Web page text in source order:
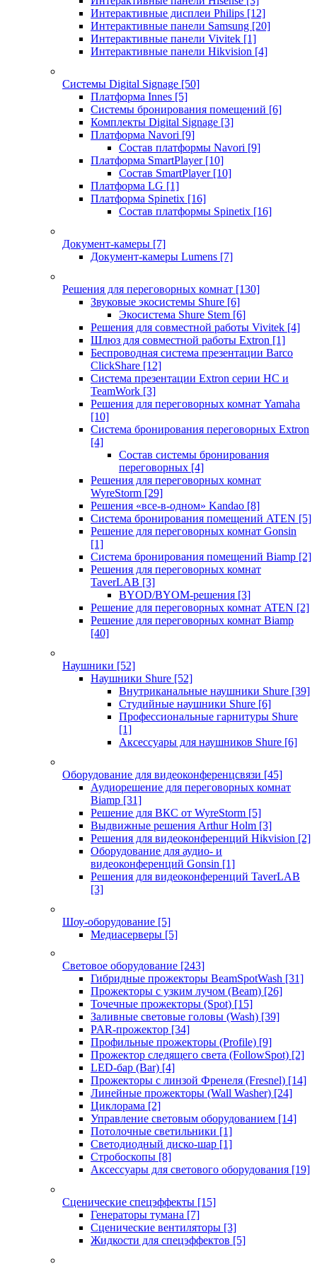
Интерактивные дисплеи Philips [12]
Интерактивные панели Samsung [20]
Интерактивные панели Vivitek [1]
Интерактивные панели Hikvision [4]
Системы Digital Signage [50]
Платформа Innes [5]
Системы бронирования помещений [6]
Комплекты Digital Signage [3]
Платформа Navori [9]
Состав платформы Navori [9]
Платформа SmartPlayer [10]
Состав SmartPlayer [10]
Платформа LG [1]
Платформа Spinetix [16]
Состав платформы Spinetix [16]
Документ-камеры [7]
Документ-камеры Lumens [7]
Решения для переговорных комнат [130]
Звуковые экосистемы Shure [6]
Экосистема Shure Stem [6]
Решения для совместной работы Vivitek [4]
Шлюз для совместной работы Extron [1]
Беспроводная система презентации Barco
ClickShare [12]
Система презентации Extron серии HC и
TeamWork [3]
Решения для переговорных комнат Yamaha
[10]
Система бронирования переговорных Extron
[4]
Состав системы бронирования
переговорных [4]
Решения для переговорных комнат
WyreStorm [29]
Решения «все-в-одном» Kandao [8]
Система бронирования помещений ATEN [5]
Решение для переговорных комнат Gonsin
[1]
Система бронирования помещений Biamp [2]
Решения для переговорных комнат
TaverLAB [3]
BYOD/BYOM-решения [3]
Решение для переговорных комнат ATEN [2]
Решение для переговорных комнат Biamp
[40]
Наушники [52]
Наушники Shure [52]
Внутриканальные наушники Shure [39]
Студийные наушники Shure [6]
Профессиональные гарнитуры Shure
[1]
Аксессуары для наушников Shure [6]
Оборудование для видеоконференцсвязи [45]
Аудиорешение для переговорных комнат
Biamp [31]
Решение для ВКС от WyreStorm [5]
Выдвижные решения Arthur Holm [3]
Решения для видеоконференций Hikvision [2]
Оборудование для аудио- и
видеоконференций Gonsin [1]
Решения для видеоконференций TaverLAB
[3]
Шоу-оборудование [5]
Медиасерверы [5]
Световое оборудование [243]
Гибридные прожекторы BeamSpotWash [31]
Прожекторы с узким лучом (Beam) [26]
Точечные прожекторы (Spot) [15]
Заливные световые головы (Wash) [39]
PAR-прожектор [34]
Профильные прожекторы (Profile) [9]
Прожектор следящего света (FollowSpot) [2]
LED-бар (Bar) [4]
Прожекторы с линзой Френеля (Fresnel) [14]
Линейные прожекторы (Wall Washer) [24]
Циклорама [2]
Управление световым оборудованием [14]
Потолочные светильники [1]
Светодиодный диско-шар [1]
Стробоскопы [8]
Аксессуары для светового оборудования [19]
Сценические спецэффекты [15]
Генераторы тумана [7]
Сценические вентиляторы [3]
Жидкости для спецэффектов [5]